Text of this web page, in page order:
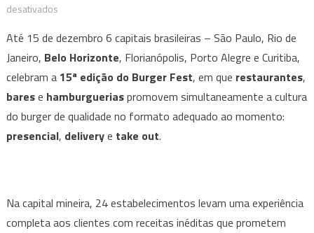
desativadosem
Edição
do
Burger
Fest
2020
Até 15 de dezembro 6 capitais brasileiras – São Paulo, Rio de
Janeiro, Belo Horizonte, Florianópolis, Porto Alegre e Curitiba,
celebram a 15ª edição do Burger Fest, em que restaurantes,
barese hamburgueriaspromovem simultaneamente a cultura
do burger de qualidade no formato adequado ao momento:
presencial, deliverye take out.
Na capital mineira, 24 estabelecimentos levam uma experiência
completa aos clientes com receitas inéditas que prometem